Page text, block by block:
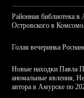
Районная библиотека
Островского в
Голая вечеринка
Новые находки Павла
аномальные явления,
автора в Амурске по